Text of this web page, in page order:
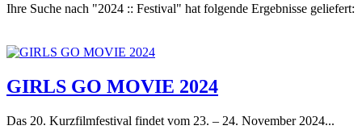
Ihre Suche nach "2024 :: Festival" hat folgende Ergebnisse geliefert:
GIRLS GO MOVIE 2024
Das 20. Kurzfilmfestival findet vom 23. – 24. November 2024...